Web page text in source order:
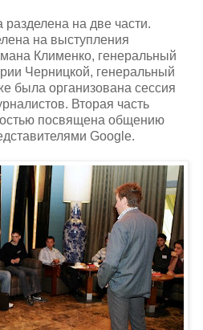
на две части.
на выступления
Клименко, генеральный
Черницкой, генеральный
была организована сессия
Вторая часть
посвящена общению
Google.